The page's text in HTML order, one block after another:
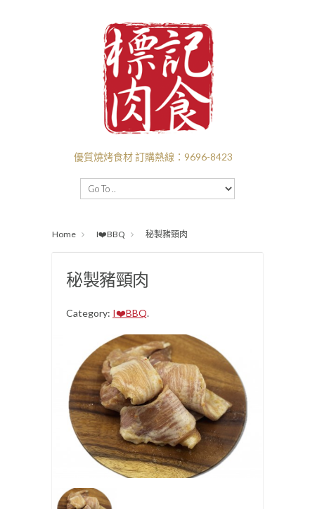
優質燒烤食材 訂購熱線：9696-8423
主頁
關於標記
Home I❤️‍BBQ 秘製豬頸肉
秘製豬頸肉
Category: I❤️‍BBQ.